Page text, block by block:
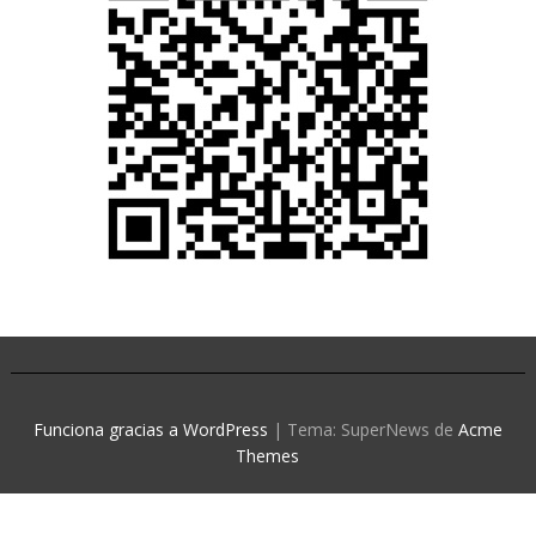
Funciona gracias a WordPress | Tema: SuperNews de Acme
Themes